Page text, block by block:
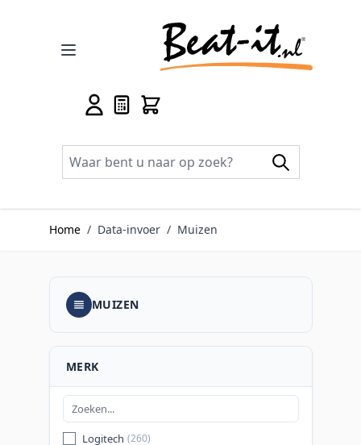
Home / Data-invoer / Muizen
MUIZEN
MERK
Logitech (260)